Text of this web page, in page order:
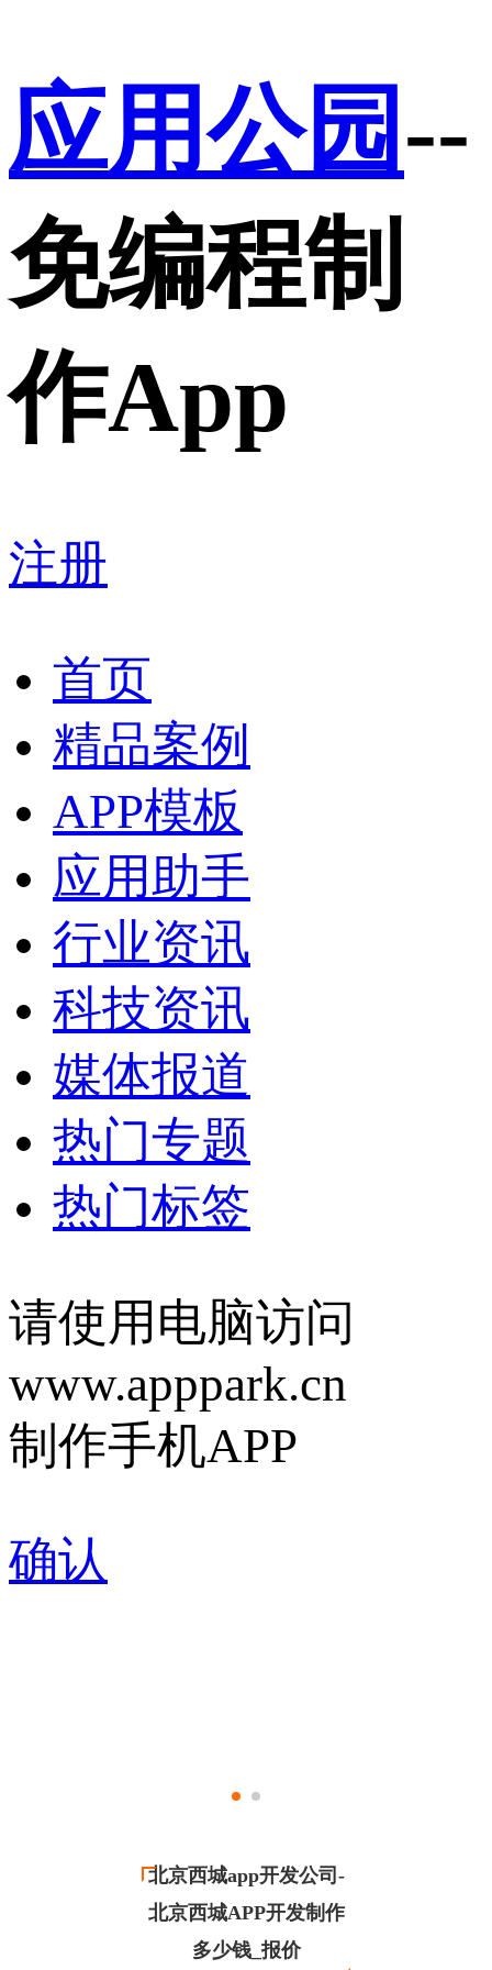
应用公园--
免编程制
作App
注册
首页
精品案例
APP模板
应用助手
行业资讯
科技资讯
媒体报道
热门专题
热门标签
请使用电脑访问
www.apppark.cn
制作手机APP
确认
北京西城app开发公司-
北京西城APP开发制作
多少钱_报价